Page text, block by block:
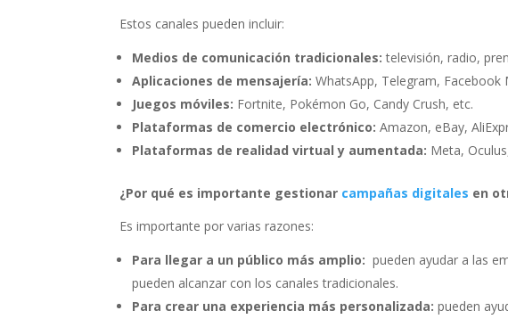
Estos canales pueden incluir:
Medios de comunicación tradicionales: televisión, radio,
Aplicaciones de mensajería: WhatsApp, Telegram, Facebook
Juegos móviles: Fortnite, Pokémon Go, Candy Crush, etc.
Plataformas de comercio electrónico: Amazon, eBay,
Plataformas de realidad virtual y aumentada: Meta,
¿Por qué es importante gestionar campañas digitales en
Es importante por varias razones:
Para llegar a un público más amplio: pueden ayudar a las
pueden alcanzar con los canales tradicionales.
Para crear una experiencia más personalizada:pueden